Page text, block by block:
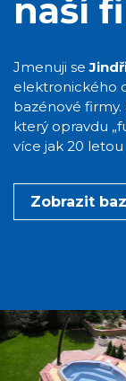
naší
Jmenuji se
elektronického
bazénové
který opravdu
více jak 20 letou
Zobrazit